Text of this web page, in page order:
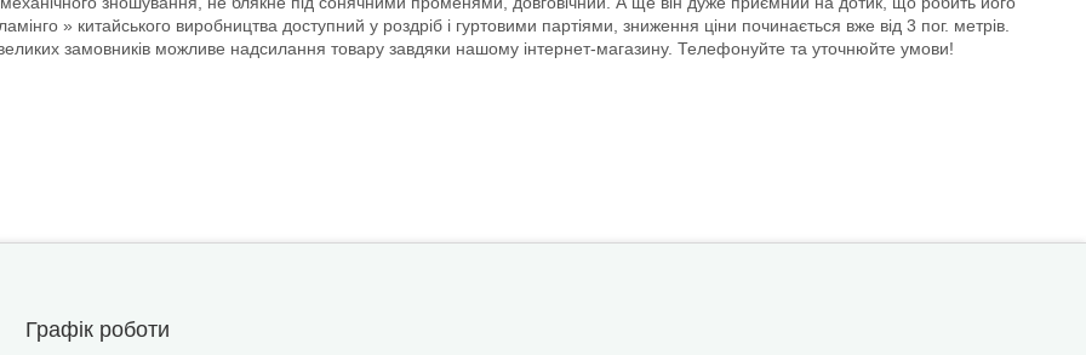
» китайського виробництва доступний у роздріб і гуртовими партіями, зниження ціни починається вже від 3 пог. метрів.
великих замовників можливе надсилання товару завдяки нашому інтернет-магазину. Телефонуйте та уточнюйте умови!
Графік роботи